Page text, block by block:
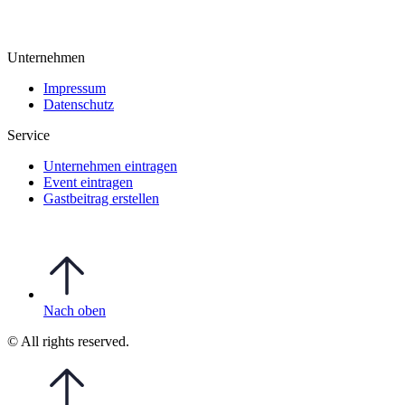
Unternehmen
Impressum
Datenschutz
Service
Unternehmen eintragen
Event eintragen
Gastbeitrag erstellen
Nach oben
© All rights reserved.